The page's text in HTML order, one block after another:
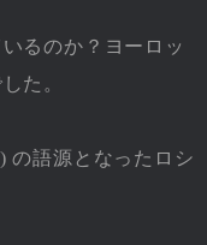
るのか？ヨーロッ
た。
) の語源となったロシ